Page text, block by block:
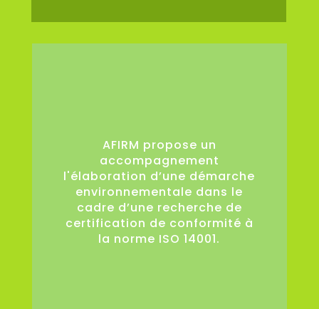
AFIRM propose un
accompagnement
l'élaboration d’une démarche
environnementale dans le
cadre d’une recherche de
certification de conformité à
la norme ISO 14001.